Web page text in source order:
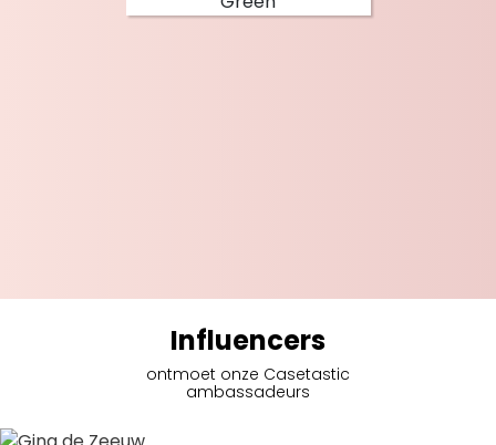
Influencers
ontmoet onze Casetastic
ambassadeurs